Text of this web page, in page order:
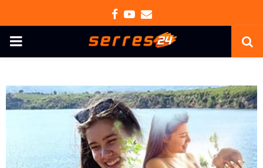
Facebook
Youtube
Email
PRIMARY